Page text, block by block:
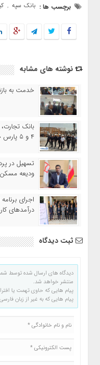
برچسب ها : بانک سپه ,
نوشته های مشابه
خدمت به
بانک تجارت،
۴ و ۵ پارس جنوبی
ودیعه
اجرای
درآمدهای
ثبت دیدگاه
دیدگاه های ارسال شده توسط
منتشر خواهد شد.
پیام هایی که حاوی تهمت یا
پیام هایی که به غیر از زبان